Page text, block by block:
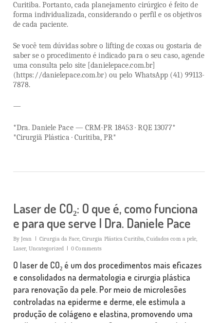
Curitiba. Portanto, cada planejamento cirúrgico é feito de
forma individualizada, considerando o perfil e os objetivos
de cada paciente.
Se você tem dúvidas sobre o lifting de coxas ou gostaria de
saber se o procedimento é indicado para o seu caso, agende
uma consulta pelo site [danielepace.com.br]
(https://danielepace.com.br) ou pelo WhatsApp (41) 99113-
7878.
—
*Dra. Daniele Pace — CRM-PR 18453 · RQE 13077*
*Cirurgiã Plástica · Curitiba, PR*
Laser de CO₂: O que é, como funciona
e para que serve | Dra. Daniele Pace
By Jean Cirurgia da Face, Cirurgia Plástica Curitiba,Cuidados com a pele,
Laser, Uncategorized 0 Comments
O laser de CO₂ é um dos procedimentos mais eficazes
e consolidados na dermatologia e cirurgia plástica
para renovação da pele. Por meio de microlesões
controladas na epiderme e derme, ele estimula a
produção de colágeno e elastina, promovendo uma